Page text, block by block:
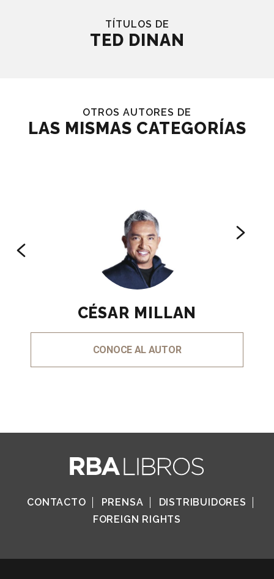
TÍTULOS DE
TED DINAN
OTROS AUTORES DE
LAS MISMAS CATEGORÍAS
CÉSAR MILLAN
CONOCE AL AUTOR
CONTACTO PRENSA
DISTRIBUIDORES
FOREIGN RIGHTS